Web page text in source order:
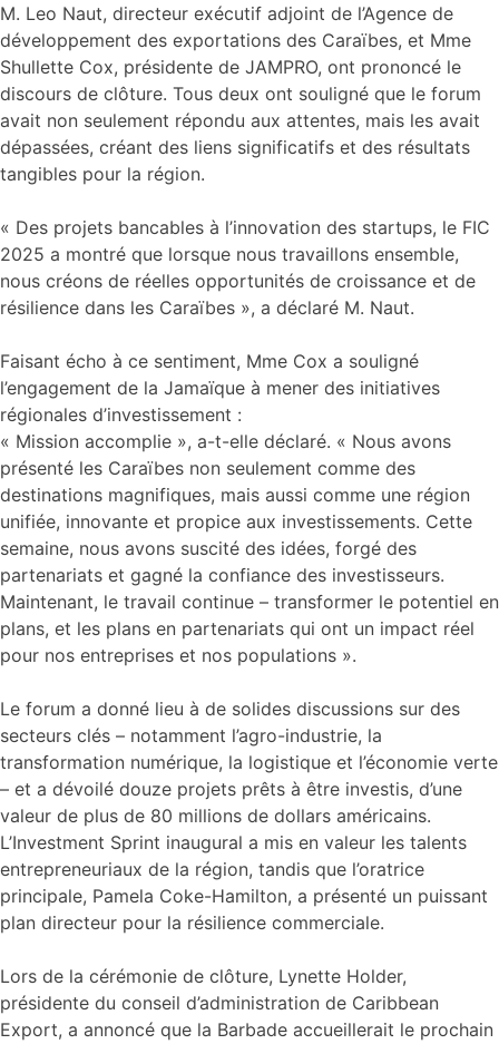
M. Leo Naut, directeur exécutif adjoint de l’Agence de
développement des exportations des Caraïbes, et Mme
Shullette Cox, présidente de JAMPRO, ont prononcé le
discours de clôture. Tous deux ont souligné que le forum
avait non seulement répondu aux attentes, mais les avait
dépassées, créant des liens significatifs et des résultats
tangibles pour la région.
« Des projets bancables à l’innovation des startups, le FIC
2025 a montré que lorsque nous travaillons ensemble,
nous créons de réelles opportunités de croissance et de
résilience dans les Caraïbes », a déclaré M. Naut.
Faisant écho à ce sentiment, Mme Cox a souligné
l’engagement de la Jamaïque à mener des initiatives
régionales d’investissement :
« Mission accomplie », a-t-elle déclaré. « Nous avons
présenté les Caraïbes non seulement comme des
destinations magnifiques, mais aussi comme une région
unifiée, innovante et propice aux investissements. Cette
semaine, nous avons suscité des idées, forgé des
partenariats et gagné la confiance des investisseurs.
Maintenant, le travail continue – transformer le potentiel en
plans, et les plans en partenariats qui ont un impact réel
pour nos entreprises et nos populations ».
Le forum a donné lieu à de solides discussions sur des
secteurs clés – notamment l’agro-industrie, la
transformation numérique, la logistique et l’économie verte
– et a dévoilé douze projets prêts à être investis, d’une
valeur de plus de 80 millions de dollars américains.
L’Investment Sprint inaugural a mis en valeur les talents
entrepreneuriaux de la région, tandis que l’oratrice
principale, Pamela Coke-Hamilton, a présenté un puissant
plan directeur pour la résilience commerciale.
Lors de la cérémonie de clôture, Lynette Holder,
présidente du conseil d’administration de Caribbean
Export, a annoncé que la Barbade accueillerait le prochain